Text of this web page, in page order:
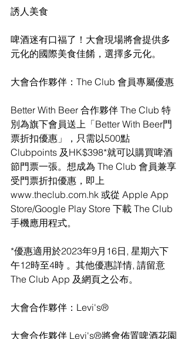
誘人美食
啤酒迷有口福了！大會現場將會提供多
元化的國際美食佳餚，選擇多元化。
大會合作夥伴：The Club 會員專屬優惠
Better With Beer 合作夥伴 The Club 特
別為旗下會員送上「Better With Beer門
票折扣優惠」，只需以500點
Clubpoints 及HK$398*就可以購買啤酒
節門票一張。想成為 The Club 會員兼享
受門票折扣優惠，即上
www.theclub.com.hk 或從 Apple App
Store/Google Play Store 下載 The Club
手機應用程式。
*優惠適用於2023年9月16日, 星期六下
午12時至4時 。其他優惠詳情, 請留意
The Club App 及網頁之公布。
大會合作夥伴：Levi's®
大會合作夥伴 Levi's®將會佈置啤酒花園